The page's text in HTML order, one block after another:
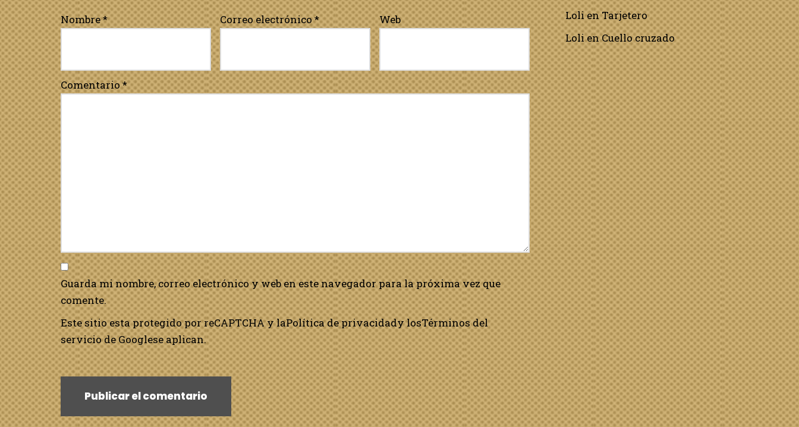
Nombre* Correo electrónico* Web
Comentario*
Guarda mi nombre, correo electrónico y web en este navegador para la próxima vez que
comente.
Este sitio esta protegido por reCAPTCHA y laPolítica de privacidady losTérminos del
servicio de Googlese aplican.
LolienTarjetero
LolienCuello cruzado